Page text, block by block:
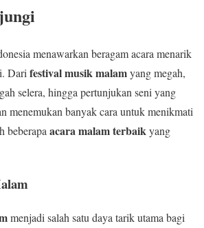
menawarkan beragam acara menarik
Dari festival musik malamyang megah,
selera, hingga pertunjukan seni yang
menemukan banyak cara untuk menikmati
beberapa acara malam terbaikyang
menjadi salah satu daya tarik utama bagi